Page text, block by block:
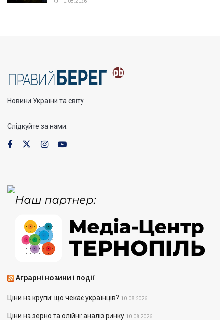
Новини України та світу
Слідкуйте за нами:
Аграрні новини і події
Ціни на крупи: що чекає українців? 10.08.2026
Ціни на зерно та олійні: аналіз ринку 10.08.2026